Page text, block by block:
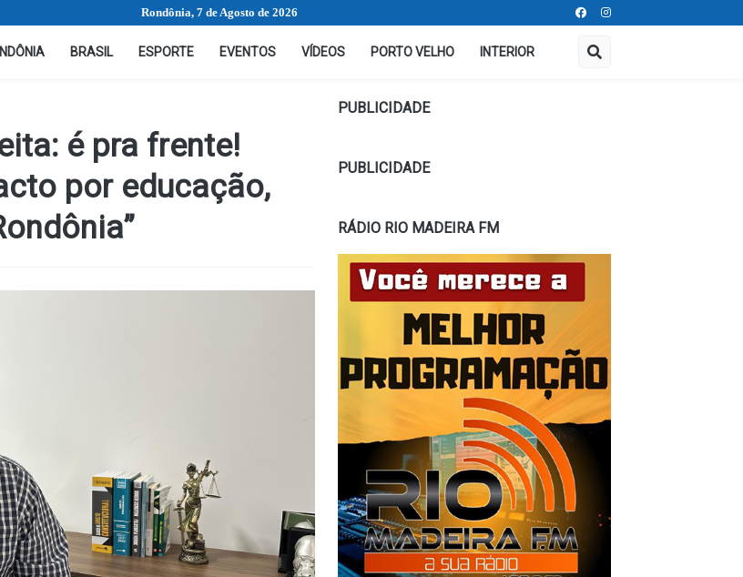
Rondônia, 7 de Agosto de 2026
BRASIL ESPORTE EVENTOS VÍDEOS PORTO VELHO INTERIOR
é pra frente!
por educação,
PUBLICIDADE
PUBLICIDADE
RÁDIO RIO MADEIRA FM